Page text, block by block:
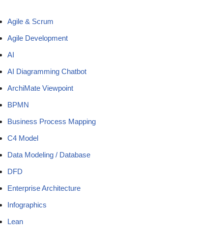
Agile & Scrum
Agile Development
AI
AI Diagramming Chatbot
ArchiMate Viewpoint
BPMN
Business Process Mapping
C4 Model
Data Modeling / Database
DFD
Enterprise Architecture
Infographics
Lean